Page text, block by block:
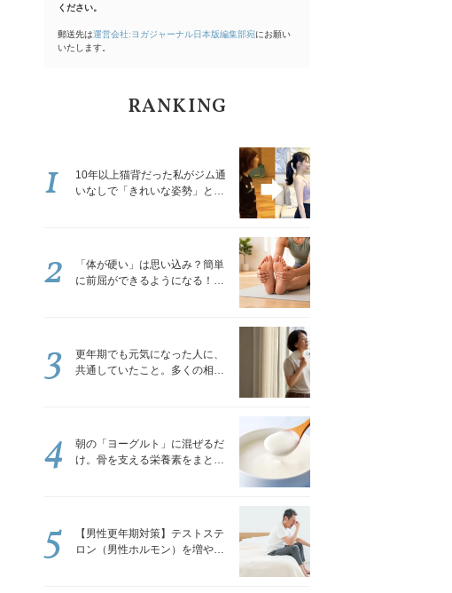
ください。
郵送先は運営会社:ヨガジャーナル日本版編集部宛にお願い
いたします。
RANKING
10年以上猫背だった私がジム通
いなしで「きれいな姿勢」と褒
1
「体が硬い」は思い込み？簡単
に前屈ができるようになる！腿
2
更年期でも元気になった人に、
共通していたこと。多くの相談
3
朝の「ヨーグルト」に混ぜるだ
け。骨を支える栄養素をまとめ
4
【男性更年期対策】テストステ
ロン（男性ホルモン）を増やす
5